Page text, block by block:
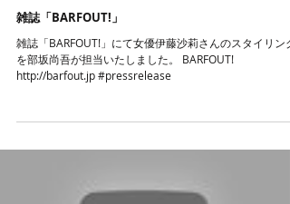
雑誌「BARFOUT!」
雑誌「BARFOUT!」にて女優伊藤沙莉さんのスタイリング
を部坂尚吾が担当いたしました。 BARFOUT!
http://barfout.jp #pressrelease